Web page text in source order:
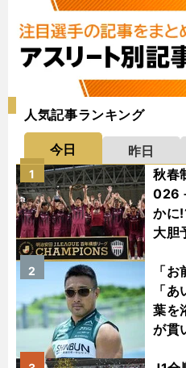
人気記事ランキング
今日 昨日
秋春
026
かに
大胆
1
「
「
葉を
が貫
2